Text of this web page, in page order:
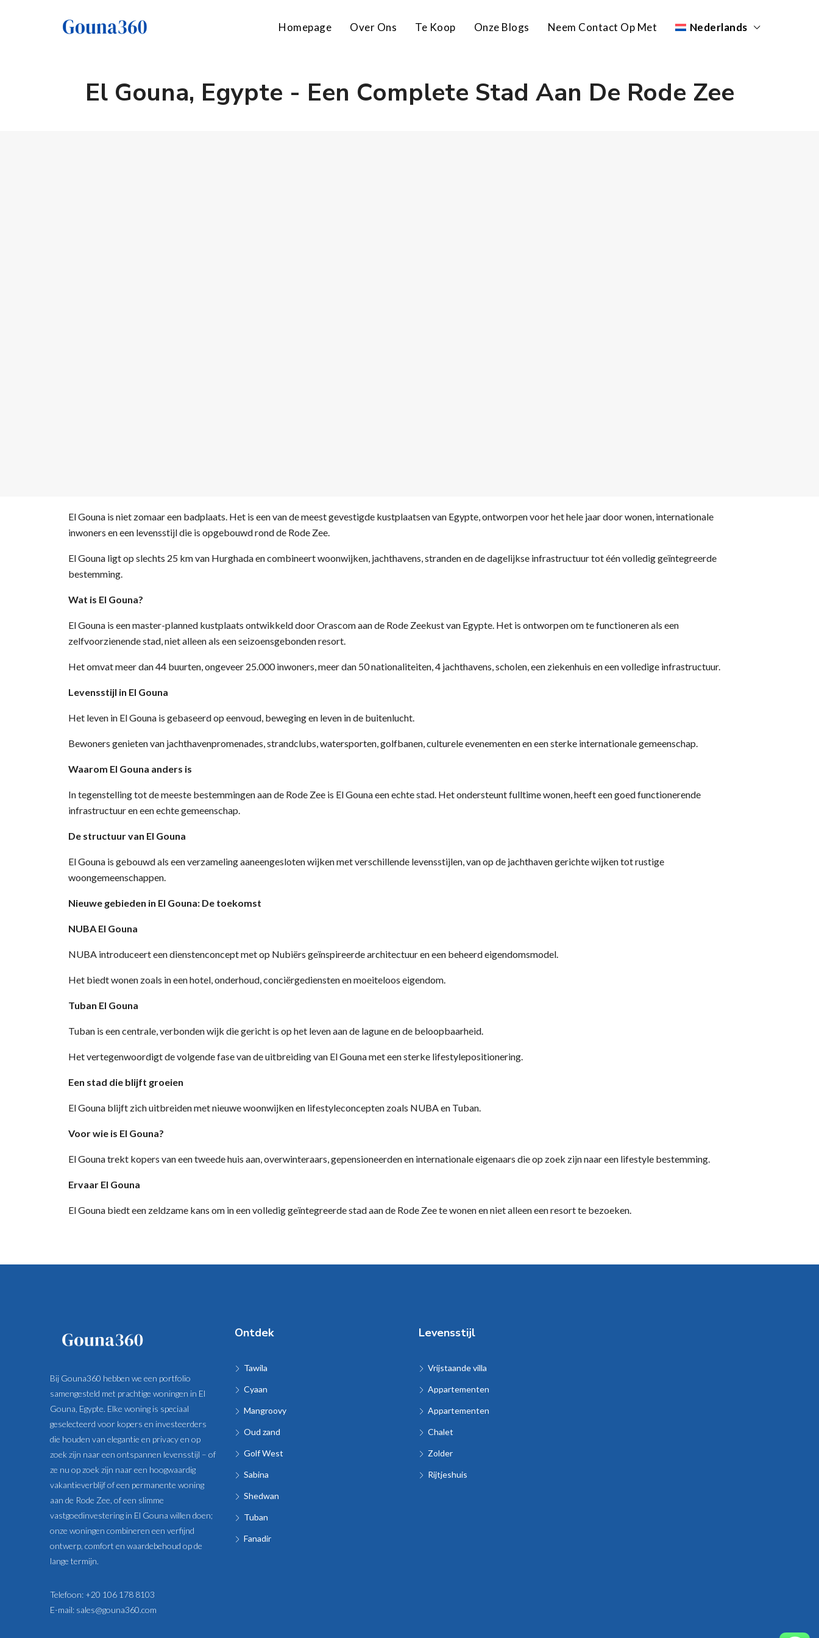
Homepage Over Ons Te Koop Onze Blogs Neem Contact Op Met Nederlands
El Gouna, Egypte - Een Complete Stad Aan De Rode Zee
El Gouna is niet zomaar een badplaats. Het is een van de meest gevestigde kustplaatsen van Egypte, ontworpen voor het hele jaar door wonen, internationale
inwoners en een levensstijl die is opgebouwd rond de Rode Zee.
El Gouna ligt op slechts 25 km van Hurghada en combineert woonwijken, jachthavens, stranden en de dagelijkse infrastructuur tot één volledig geïntegreerde
bestemming.
Wat is El Gouna?
El Gouna is een master-planned kustplaats ontwikkeld door Orascom aan de Rode Zeekust van Egypte. Het is ontworpen om te functioneren als een
zelfvoorzienende stad, niet alleen als een seizoensgebonden resort.
Het omvat meer dan 44 buurten, ongeveer 25.000 inwoners, meer dan 50 nationaliteiten, 4 jachthavens, scholen, een ziekenhuis en een volledige infrastructuur.
Levensstijl in El Gouna
Het leven in El Gouna is gebaseerd op eenvoud, beweging en leven in de buitenlucht.
Bewoners genieten van jachthavenpromenades, strandclubs, watersporten, golfbanen, culturele evenementen en een sterke internationale gemeenschap.
Waarom El Gouna anders is
In tegenstelling tot de meeste bestemmingen aan de Rode Zee is El Gouna een echte stad. Het ondersteunt fulltime wonen, heeft een goed functionerende
infrastructuur en een echte gemeenschap.
De structuur van El Gouna
El Gouna is gebouwd als een verzameling aaneengesloten wijken met verschillende levensstijlen, van op de jachthaven gerichte wijken tot rustige
woongemeenschappen.
Nieuwe gebieden in El Gouna: De toekomst
NUBA El Gouna
NUBA introduceert een dienstenconcept met op Nubiërs geïnspireerde architectuur en een beheerd eigendomsmodel.
Het biedt wonen zoals in een hotel, onderhoud, conciërgediensten en moeiteloos eigendom.
Tuban El Gouna
Tuban is een centrale, verbonden wijk die gericht is op het leven aan de lagune en de beloopbaarheid.
Het vertegenwoordigt de volgende fase van de uitbreiding van El Gouna met een sterke lifestylepositionering.
Een stad die blijft groeien
El Gouna blijft zich uitbreiden met nieuwe woonwijken en lifestyleconcepten zoals NUBA en Tuban.
Voor wie is El Gouna?
El Gouna trekt kopers van een tweede huis aan, overwinteraars, gepensioneerden en internationale eigenaars die op zoek zijn naar een lifestyle bestemming.
Ervaar El Gouna
El Gouna biedt een zeldzame kans om in een volledig geïntegreerde stad aan de Rode Zee te wonen en niet alleen een resort te bezoeken.
Bij Gouna360 hebben we een portfolio
samengesteld met prachtige woningen in El
Gouna, Egypte. Elke woning is speciaal
geselecteerd voor kopers en investeerders
die houden van elegantie en privacy en op
zoek zijn naar een ontspannen levensstijl – of
ze nu op zoek zijn naar een hoogwaardig
vakantieverblijf of een permanente woning
aan de Rode Zee, of een slimme
vastgoedinvestering in El Gouna willen doen;
onze woningen combineren een verfijnd
ontwerp, comfort en waardebehoud op de
lange termijn.
Telefoon: +20 106 178 8103
E-mail: sales@gouna360.com
Ontdek
Tawila
Cyaan
Mangroovy
Oud zand
Golf West
Sabina
Shedwan
Tuban
Fanadir
Levensstijl
Vrijstaande villa
Appartementen
Appartementen
Chalet
Zolder
Rijtjeshuis